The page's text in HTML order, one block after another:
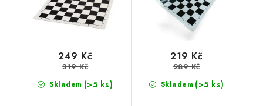
Skladem (>5 ks)
249 Kč
319 Kč
Skladem (>5 ks)
219 Kč
289 Kč